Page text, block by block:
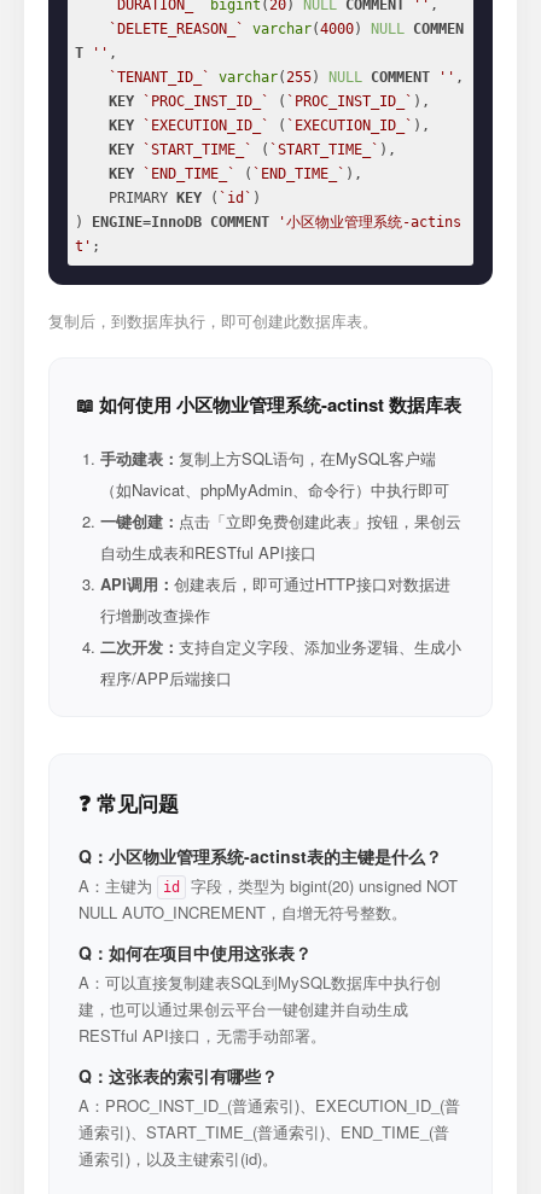
`DURATION_` bigint (20) NULL COMMENT '' ,
`DELETE_REASON_`
varchar(4000) NULL COMMEN
T
'' ,
`TENANT_ID_`
varchar(255) NULL COMMENT '' ,
KEY
`PROC_INST_ID_` ( `PROC_INST_ID_` ),
KEY
`EXECUTION_ID_` ( `EXECUTION_ID_` ),
KEY
`START_TIME_` ( `START_TIME_` ),
KEY
`END_TIME_` ( `END_TIME_` ),
    PRIMARY
KEY ( `id` )
)
ENGINE=InnoDB COMMENT
'小区物业管理系统-actins
t' ;
复制后，到数据库执行，即可创建此数据库表。
📖 如何使用 小区物业管理系统-actinst 数据库表
手动建表： 复制上方SQL语句，在MySQL客户端
（如Navicat、phpMyAdmin、命令行）中执行即可
一键创建： 点击「立即免费创建此表」按钮，果创云
自动生成表和RESTful API接口
API调用： 创建表后，即可通过HTTP接口对数据进
行增删改查操作
二次开发： 支持自定义字段、添加业务逻辑、生成小
程序/APP后端接口
❓ 常见问题
Q：小区物业管理系统-actinst表的主键是什么？
A：主键为 id
字段，类型为 bigint(20) unsigned NOT
NULL AUTO_INCREMENT，自增无符号整数。
Q：如何在项目中使用这张表？
A：可以直接复制建表SQL到MySQL数据库中执行创
建，也可以通过果创云平台一键创建并自动生成
RESTful API接口，无需手动部署。
Q：这张表的索引有哪些？
A：PROC_INST_ID_(普通索引)、EXECUTION_ID_(普
通索引)、START_TIME_(普通索引)、END_TIME_(普
通索引)，以及主键索引(id)。